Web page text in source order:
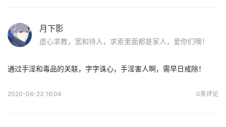
月下影
虚心求教，宽和待人，求索里面都是家人，爱你们噢！
通过手淫和毒品的关联，字字诛心，手淫害人啊，需早日戒除！
2020-06-23 16:04 0条评论